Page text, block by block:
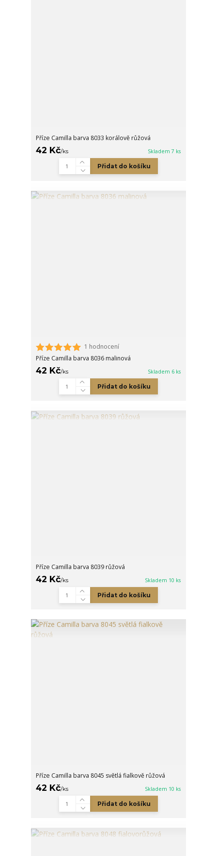
Příze Camilla barva 8033 korálově růžová
42 Kč/ks Skladem 7 ks
Přidat do košíku
1 hodnocení
Příze Camilla barva 8036 malinová
42 Kč/ks Skladem 6 ks
Přidat do košíku
Příze Camilla barva 8039 růžová
42 Kč/ks Skladem 10 ks
Přidat do košíku
Příze Camilla barva 8045 světlá fialkově růžová
42 Kč/ks Skladem 10 ks
Přidat do košíku